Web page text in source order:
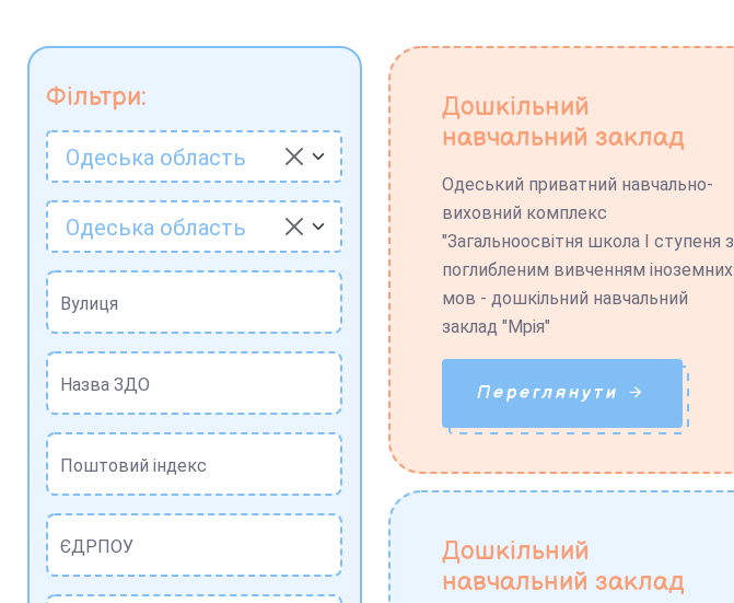
Фільтри:
Одеська область
Одеська область
Вулиця
Назва ЗДО
Поштовий індекс
ЄДРПОУ
Дошкільний
навчальний заклад
Одеський приватний навчально-
виховний комплекс
"Загальноосвітня школа І ступеня з
поглибленим вивченням іноземних
мов - дошкільний навчальний
заклад "Мрія"
Переглянути
Дошкільний
навчальний заклад